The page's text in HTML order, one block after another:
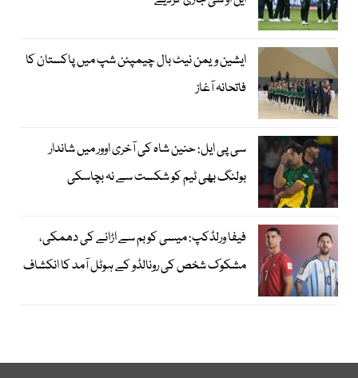
ایشین ویمن نیٹ بال چیمپئن شپ میں پاکستان کا
فاتحانہ آغاز
سی پی ایل: حنین شاہ کی آخری اوور میں شاندار
بولنگ بھی ٹیم کو شکست سے نہ بچاسکی
فیفا ورلڈکپ: میسی کو بم سے اڑانے کی دھمکی،
مشکوک شخص کی رونالڈو کے ہوٹل آمد کا انکشاف